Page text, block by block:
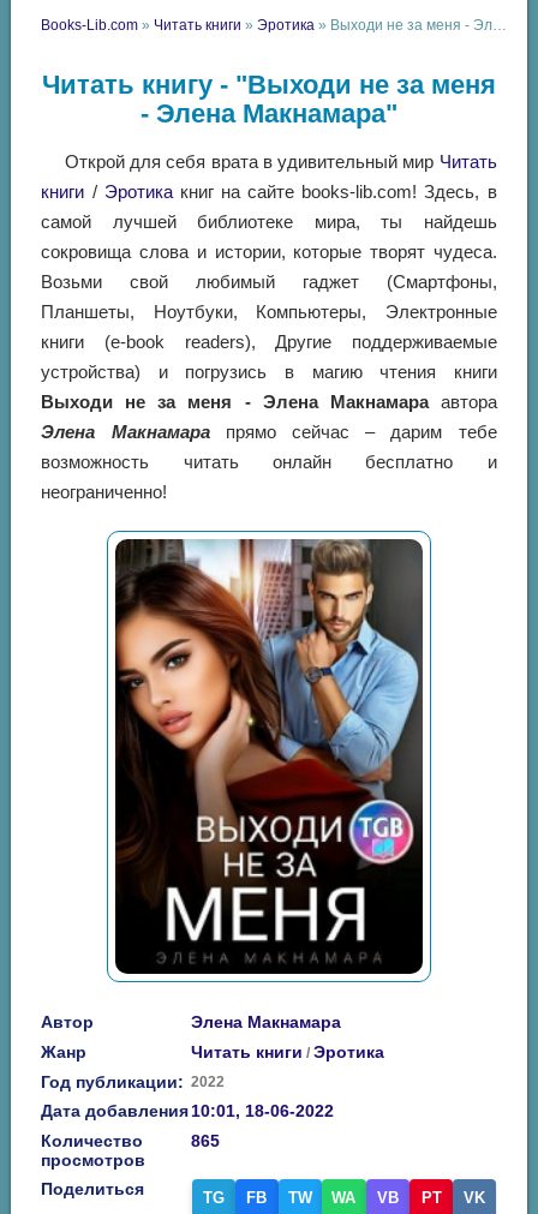
Books-Lib.com » Читать книги »Эротика » Выходи не за меня - Элена Макнамара
Читать книгу - "Выходи не за меня
- Элена Макнамара"
Открой для себя врата в удивительный мир Читать
книги / Эротикакниг на сайте books-lib.com! Здесь, в
самой лучшей библиотеке мира, ты найдешь
сокровища слова и истории, которые творят чудеса.
Возьми свой любимый гаджет (Смартфоны,
Планшеты, Ноутбуки, Компьютеры, Электронные
книги (e-book readers), Другие поддерживаемые
устройства) и погрузись в магию чтения книги
Выходи не за меня - Элена Макнамараавтора
Элена Макнамарапрямо сейчас – дарим тебе
возможность читать онлайн бесплатно и
неограниченно!
Автор
Элена Макнамара
Жанр
Читать книги /Эротика
Год публикации: 2022
Дата добавления10:01, 18-06-2022
Количество
просмотров
865
Поделиться TG FB TW WA VB PT VK